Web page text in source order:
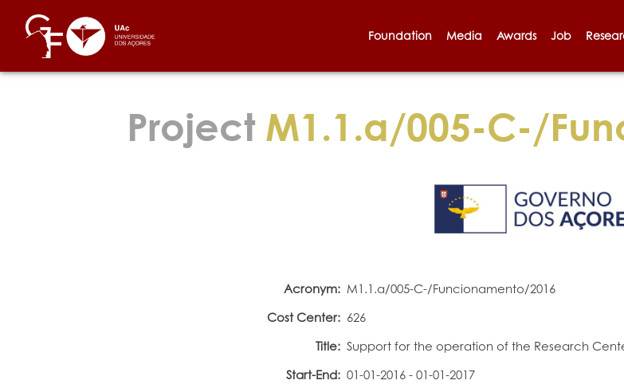
Foundation Media Awards Job
ProjectM1.1.a/005-C-/
Acronym: M1.1.a/005-C-/Funcionamento/2016
Cost Center: 626
Title: Support for the operation of the Research
Start-End: 01-01-2016 - 01-01-2017